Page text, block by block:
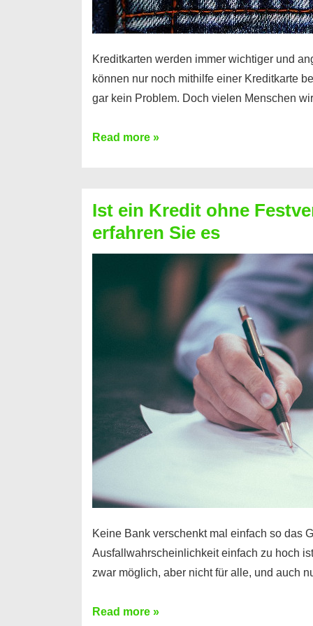
Kreditkarten werden immer wichtiger und
können nur noch mithilfe einer Kreditkarte
gar kein Problem. Doch vielen Menschen
Kreditkarte
Prepaid
ist
nicht
Read more »
Ist ein Kredit ohne
erfahren Sie es
Keine Bank verschenkt mal einfach so das
Ausfallwahrscheinlichkeit einfach zu hoch
zwar möglich, aber nicht für alle, und auch
Ist
Read more »